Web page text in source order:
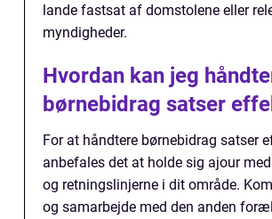
lande fastsat af domstolene eller
myndigheder.
Hvordan kan jeg
børnebidrag satser
For at håndtere børnebidrag satser
anbefales det at holde sig ajour
og retningslinjerne i dit område.
og samarbejde med den anden